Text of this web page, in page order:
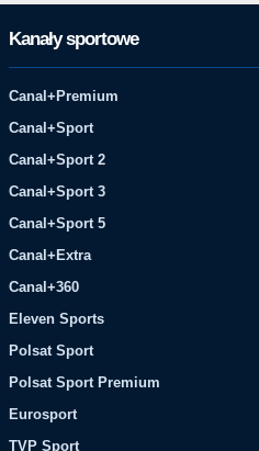
Kanały sportowe
Canal+Premium
Canal+Sport
Canal+Sport 2
Canal+Sport 3
Canal+Sport 5
Canal+Extra
Canal+360
Eleven Sports
Polsat Sport
Polsat Sport Premium
Eurosport
TVP Sport